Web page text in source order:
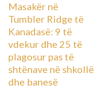
Masakër në
Tumbler Ridge të
Kanadasë: 9 të
vdekur dhe 25 të
plagosur pas të
shtënave në shkollë
dhe banesë